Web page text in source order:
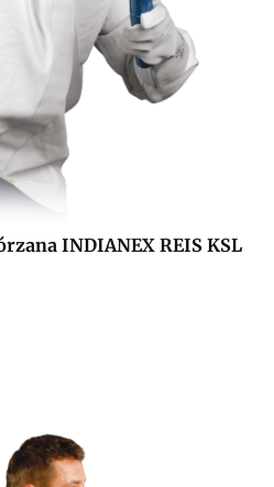
INDIANEX REIS KSL